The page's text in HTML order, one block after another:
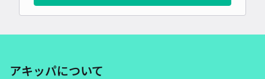
アキッパについて